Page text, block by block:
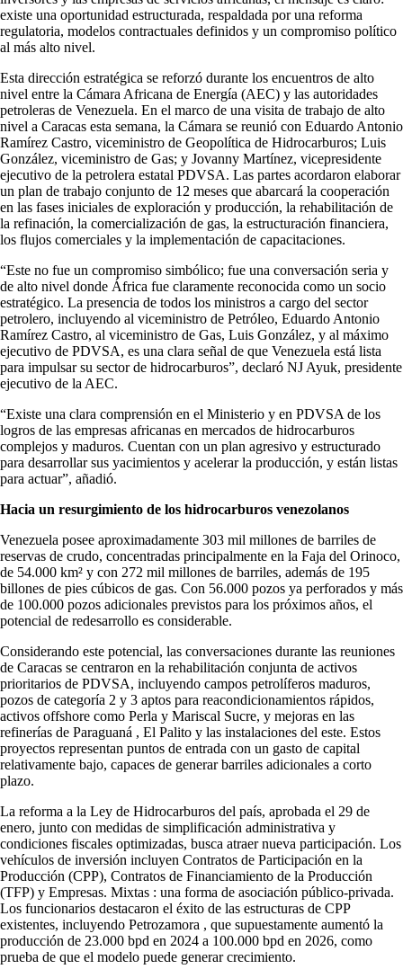
existe una oportunidad estructurada, respaldada por una reforma
regulatoria, modelos contractuales definidos y un compromiso político
al más alto nivel.
Esta dirección estratégica se reforzó durante los encuentros de alto
nivel entre la Cámara Africana de Energía (AEC) y las autoridades
petroleras de Venezuela. En el marco de una visita de trabajo de alto
nivel a Caracas esta semana, la Cámara se reunió con Eduardo Antonio
Ramírez Castro, viceministro de Geopolítica de Hidrocarburos; Luis
González, viceministro de Gas; y Jovanny Martínez, vicepresidente
ejecutivo de la petrolera estatal PDVSA. Las partes acordaron elaborar
un plan de trabajo conjunto de 12 meses que abarcará la cooperación
en las fases iniciales de exploración y producción, la rehabilitación de
la refinación, la comercialización de gas, la estructuración financiera,
los flujos comerciales y la implementación de capacitaciones.
“Este no fue un compromiso simbólico; fue una conversación seria y
de alto nivel donde África fue claramente reconocida como un socio
estratégico. La presencia de todos los ministros a cargo del sector
petrolero, incluyendo al viceministro de Petróleo, Eduardo Antonio
Ramírez Castro, al viceministro de Gas, Luis González, y al máximo
ejecutivo de PDVSA, es una clara señal de que Venezuela está lista
para impulsar su sector de hidrocarburos”, declaró NJ Ayuk, presidente
ejecutivo de la AEC.
“Existe una clara comprensión en el Ministerio y en PDVSA de los
logros de las empresas africanas en mercados de hidrocarburos
complejos y maduros. Cuentan con un plan agresivo y estructurado
para desarrollar sus yacimientos y acelerar la producción, y están listas
para actuar”, añadió.
Hacia un resurgimiento de los hidrocarburos venezolanos
Venezuela posee aproximadamente 303 mil millones de barriles de
reservas de crudo, concentradas principalmente en la Faja del Orinoco,
de 54.000 km² y con 272 mil millones de barriles, además de 195
billones de pies cúbicos de gas. Con 56.000 pozos ya perforados y más
de 100.000 pozos adicionales previstos para los próximos años, el
potencial de redesarrollo es considerable.
Considerando este potencial, las conversaciones durante las reuniones
de Caracas se centraron en la rehabilitación conjunta de activos
prioritarios de PDVSA, incluyendo campos petrolíferos maduros,
pozos de categoría 2 y 3 aptos para reacondicionamientos rápidos,
activos offshore como Perla y Mariscal Sucre, y mejoras en las
refinerías de Paraguaná , El Palito y las instalaciones del este. Estos
proyectos representan puntos de entrada con un gasto de capital
relativamente bajo, capaces de generar barriles adicionales a corto
plazo.
La reforma a la Ley de Hidrocarburos del país, aprobada el 29 de
enero, junto con medidas de simplificación administrativa y
condiciones fiscales optimizadas, busca atraer nueva participación. Los
vehículos de inversión incluyen Contratos de Participación en la
Producción (CPP), Contratos de Financiamiento de la Producción
(TFP) y Empresas. Mixtas : una forma de asociación público-privada.
Los funcionarios destacaron el éxito de las estructuras de CPP
existentes, incluyendo Petrozamora , que supuestamente aumentó la
producción de 23.000 bpd en 2024 a 100.000 bpd en 2026, como
prueba de que el modelo puede generar crecimiento.